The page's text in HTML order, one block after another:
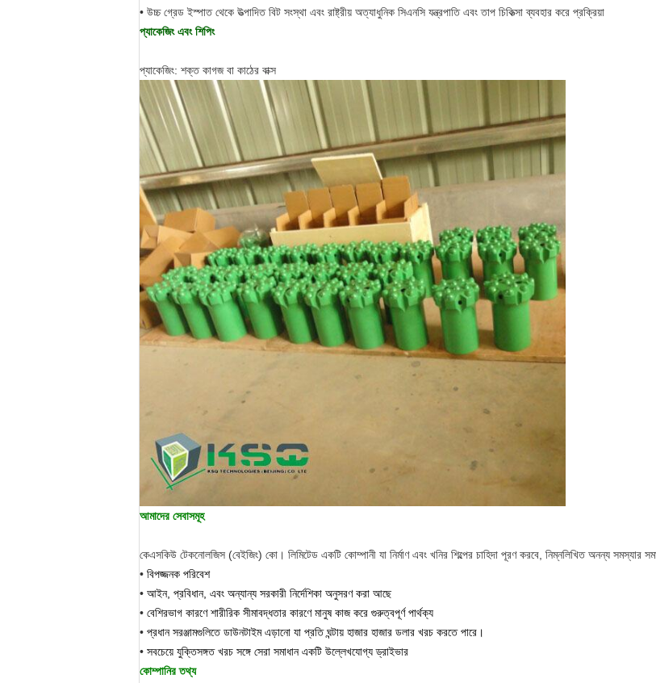
• উচ্চ গ্রেড ইস্পাত থেকে উত্পাদিত বিট সংস্থা এবং রাষ্ট্রীয় অত্যাধুনিক সিএনসি যন্ত্রপাতি এবং তাপ চিকিত্সা ব্যবহার করে প্রক্রিয়া
প্যাকেজিং এবং শিপিং
প্যাকেজিং: শক্ত কাগজ বা কাঠের বাক্স
আমাদের সেবাসমূহ
কেএসকিউ টেকনোলজিস (বেইজিং) কো। লিমিটেড একটি কোম্পানী যা নির্মাণ এবং খনির শিল্পের চাহিদা পূরণ করবে, নিম্নলিখিত অনন্য সমস্যার
• বিপজ্জনক পরিবেশ
• আইন, প্রবিধান, এবং অন্যান্য সরকারী নির্দেশিকা অনুসরণ করা আছে
• বেশিরভাগ কারণে শারীরিক সীমাবদ্ধতার কারণে মানুষ কাজ করে গুরুত্বপূর্ণ পার্থক্য
• প্রধান সরঞ্জামগুলিতে ডাউনটাইম এড়ানো যা প্রতি ঘন্টায় হাজার হাজার ডলার খরচ করতে পারে।
• সবচেয়ে যুক্তিসঙ্গত খরচ সঙ্গে সেরা সমাধান একটি উল্লেখযোগ্য ড্রাইভার
কোম্পানির তথ্য